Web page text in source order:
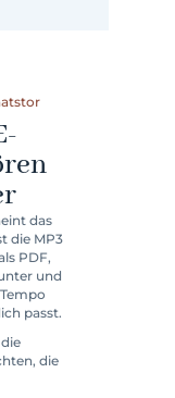
das
die MP3
PDF,
und
passt.
die